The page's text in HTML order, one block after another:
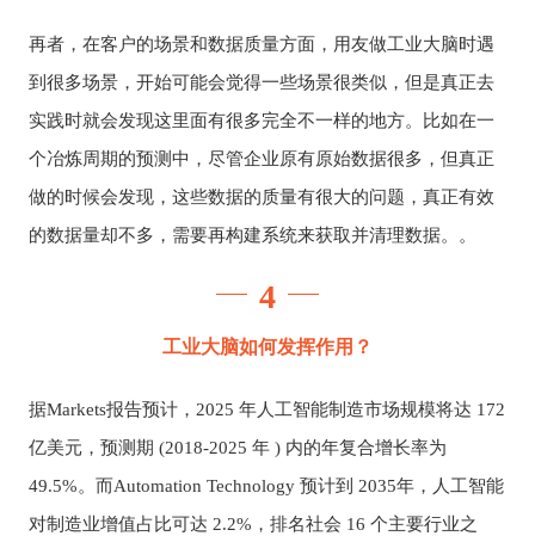
再者，在客户的场景和数据质量方面，用友做工业大脑时遇
到很多场景，开始可能会觉得一些场景很类似，但是真正去
实践时就会发现这里面有很多完全不一样的地方。比如在一
个冶炼周期的预测中，尽管企业原有原始数据很多，但真正
做的时候会发现，这些数据的质量有很大的问题，真正有效
的数据量却不多，需要再构建系统来获取并清理数据。。
4
工业大脑如何发挥作用？
据Markets报告预计，2025 年人工智能制造市场规模将达 172
亿美元，预测期 (2018-2025 年 ) 内的年复合增长率为
49.5%。而Automation Technology 预计到 2035年，人工智能
对制造业增值占比可达 2.2%，排名社会 16 个主要行业之